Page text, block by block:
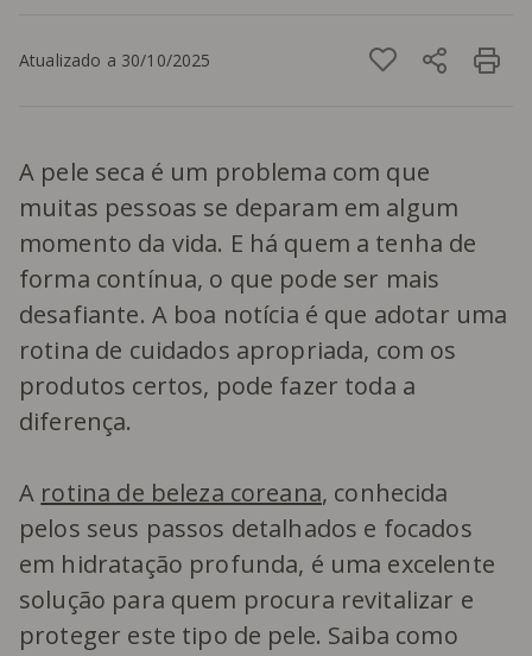
Atualizado a 30/10/2025
A pele seca é um problema com que
muitas pessoas se deparam em algum
momento da vida. E há quem a tenha de
forma contínua, o que pode ser mais
desafiante. A boa notícia é que adotar uma
rotina de cuidados apropriada, com os
produtos certos, pode fazer toda a
diferença.
A rotina de beleza coreana, conhecida
pelos seus passos detalhados e focados
em hidratação profunda, é uma excelente
solução para quem procura revitalizar e
proteger este tipo de pele. Saiba como